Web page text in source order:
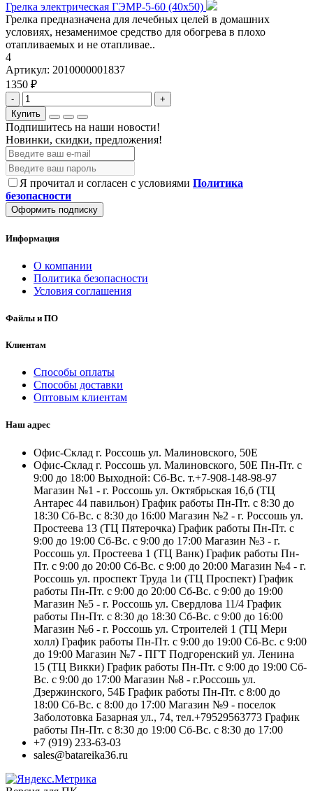
Грелка электрическая ГЭМР-5-60 (40х50)
Грелка предназначена для лечебных целей в домашних
условиях, незаменимое средство для обогрева в плохо
отапливаемых и не отапливае..
4
Артикул: 2010000001837
1350 ₽
-
+
Купить
Подпишитесь на наши новости!
Новинки, скидки, предложения!
Я прочитал и согласен с условиями Политика
безопасности
Оформить подписку
Информация
О компании
Политика безопасности
Условия соглашения
Файлы и ПО
Клиентам
Способы оплаты
Способы доставки
Оптовым клиентам
Наш адрес
Офис-Склад г. Россошь ул. Малиновского, 50Е
Офис-Склад г. Россошь ул. Малиновского, 50Е Пн-Пт. с
9:00 до 18:00 Выходной: Сб-Вс. т.+7-908-148-98-97
Магазин №1 - г. Россошь ул. Октябрьская 16,б (ТЦ
Антарес 44 павильон) График работы Пн-Пт. с 8:30 до
18:30 Сб-Вс. с 8:30 до 16:00 Магазин №2 - г. Россошь ул.
Простеева 13 (ТЦ Пятерочка) График работы Пн-Пт. с
9:00 до 19:00 Сб-Вс. с 9:00 до 17:00 Магазин №3 - г.
Россошь ул. Простеева 1 (ТЦ Ванк) График работы Пн-
Пт. с 9:00 до 20:00 Сб-Вс. с 9:00 до 20:00 Магазин №4 - г.
Россошь ул. проспект Труда 1и (ТЦ Проспект) График
работы Пн-Пт. с 9:00 до 20:00 Сб-Вс. с 9:00 до 19:00
Магазин №5 - г. Россошь ул. Свердлова 11/4 График
работы Пн-Пт. с 8:30 до 18:30 Сб-Вс. с 9:00 до 16:00
Магазин №6 - г. Россошь ул. Строителей 1 (ТЦ Мери
холл) График работы Пн-Пт. с 9:00 до 19:00 Сб-Вс. с 9:00
до 19:00 Магазин №7 - ПГТ Подгоренский ул. Ленина
15 (ТЦ Викки) График работы Пн-Пт. с 9:00 до 19:00 Сб-
Вс. с 9:00 до 17:00 Магазин №8 - г.Россошь ул.
Дзержинского, 54Б График работы Пн-Пт. с 8:00 до
18:00 Сб-Вс. с 8:00 до 17:00 Магазин №9 - поселок
Заболотовка Базарная ул., 74, тел.+79529563773 График
работы Пн-Пт. с 8:30 до 19:00 Сб-Вс. с 8:30 до 17:00
+7 (919) 233-63-03
sales@batareika36.ru